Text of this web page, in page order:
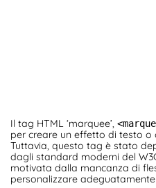
Il tag HTML ‘marquee’,
per creare un effetto di testo o
Tuttavia, questo tag è stato
dagli standard moderni del
motivata dalla mancanza di
personalizzare adeguatamente